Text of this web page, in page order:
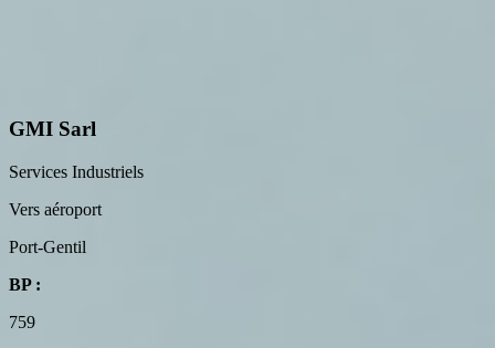
GMI Sarl
Services Industriels
Vers aéroport
Port-Gentil
BP :
759